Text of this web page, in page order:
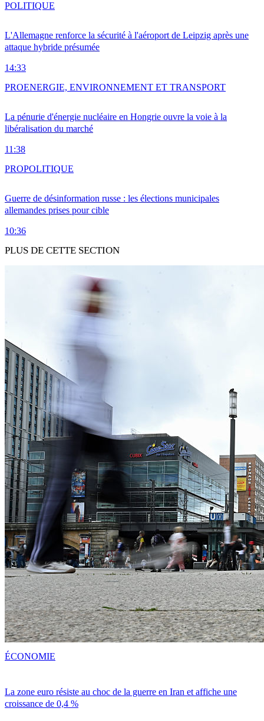
L'Allemagne renforce la sécurité à l'aéroport de Leipzig après une
attaque hybride présumée
14:33
POLITIQUE
La pénurie d'énergie nucléaire en Hongrie ouvre la voie à la
libéralisation du marché
11:38
PROENERGIE, ENVIRONNEMENT ET TRANSPORT
Guerre de désinformation russe : les élections municipales
allemandes prises pour cible
10:36
PROPOLITIQUE
PLUS DE CETTE SECTION
La zone euro résiste au choc de la guerre en Iran et affiche une
croissance de 0,4 %
ÉCONOMIE